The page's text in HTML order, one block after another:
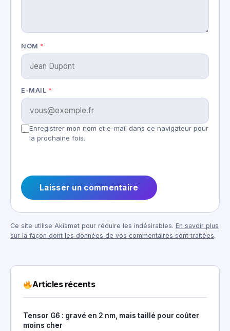
NOM *
E-MAIL *
Enregistrer mon nom et e-mail dans ce navigateur pour
la prochaine fois.
Ce site utilise Akismet pour réduire les indésirables. En savoir plus
sur la façon dont les données de vos commentaires sont traitées.
Articles récents
Tensor G6 : gravé en 2 nm, mais taillé pour coûter
moins cher